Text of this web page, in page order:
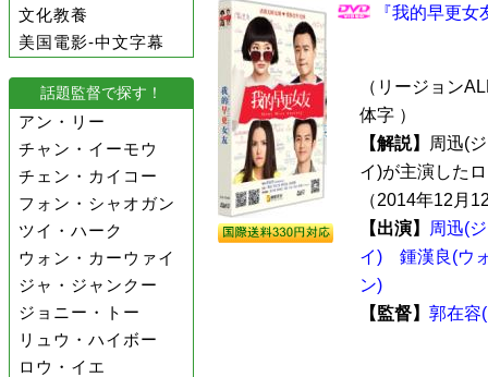
文化教養
美国電影-中文字幕
話題監督で探す！
アン・リー
チャン・イーモウ
チェン・カイコー
フォン・シャオガン
ツイ・ハーク
ウォン・カーウァイ
ジャ・ジャンクー
ジョニー・トー
リュウ・ハイボー
ロウ・イエ
『我的早更
（リージョン
体字 ）
【解説】
周迅(
イ)が主演した
（2014年12月
【出演】
周迅(
イ)
鍾漢良(ウ
ン)
【監督】 郭在容